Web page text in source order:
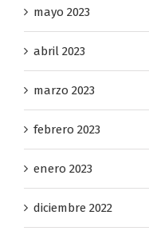
mayo 2023
abril 2023
marzo 2023
febrero 2023
enero 2023
diciembre 2022